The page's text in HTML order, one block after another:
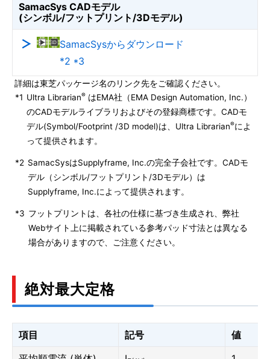
SamacSys CADモデル
(シンボル/フットプリント/3Dモデル)
SamacSysからダウンロード
*2 *3
詳細は東芝パッケージ名のリンク先をご確認ください。
*1 Ultra Librarian® はEMA社（EMA Design Automation, Inc.）
のCADモデルライブラリおよびその登録商標です。CADモ
デル(Symbol/Footprint /3D model)は、Ultra Librarian®によ
って提供されます。
*2 SamacSysはSupplyframe, Inc.の完全子会社です。CADモ
デル（シンボル/フットプリント/3Dモデル）は
Supplyframe, Inc.によって提供されます。
*3 フットプリントは、各社の仕様に基づき生成され、弊社
Webサイト上に掲載されている参考パッド寸法とは異なる
場合がありますので、ご注意ください。
絶対最大定格
項目 記号
値